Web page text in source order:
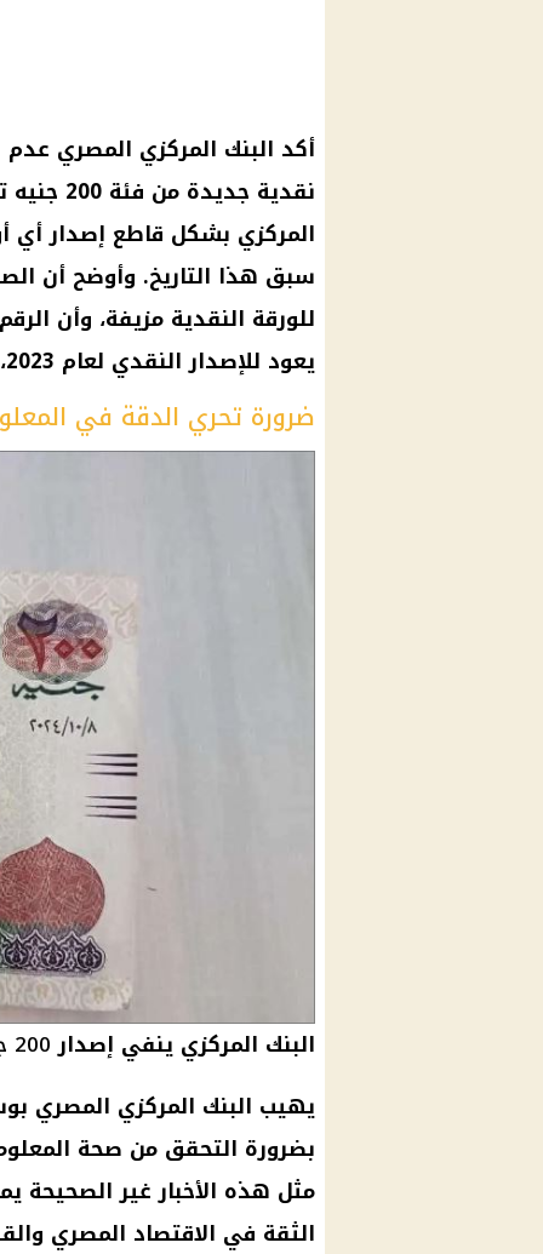
أكد البنك المركزي المصري
المركزي بشكل قاطع إصدار أي
سبق هذا التاريخ. وأوضح أن
للورقة النقدية مزيفة، وأن
يعود للإصدار النقدي لعام 2023، ما يعزز عدم صحة هذه الأنباء.
ضرورة تحري الدقة في
البنك المركزي ينفي إصدار200 جنية بتاريخ 8 أكتوبر
يهيب البنك المركزي المصري
بضرورة التحقق من صحة
مثل هذه الأخبار غير الصحيحة
الثقة في الاقتصاد المصري